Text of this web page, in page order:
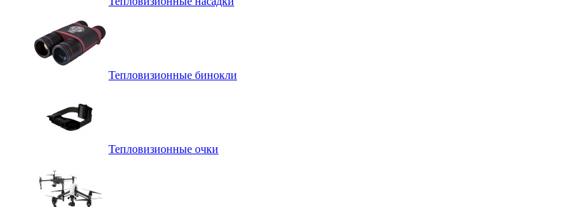
Тепловизионные бинокли
Тепловизионные очки